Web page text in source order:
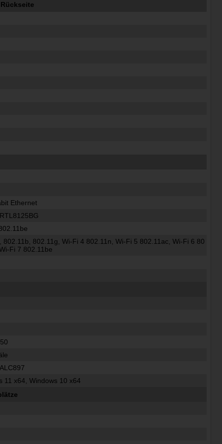
Ethernet
802.11b, 802.11g, Wi-Fi 4 802.11n, Wi-Fi 5 802.11ac, Wi-Fi 6 80
Fi 7 802.11be
11 x64, Windows 10 x64